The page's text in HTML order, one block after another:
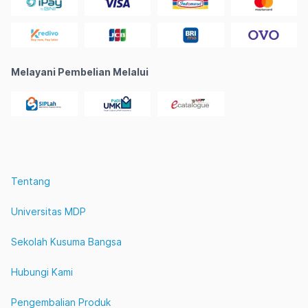
Melayani Pembelian Melalui
Tentang
Universitas MDP
Sekolah Kusuma Bangsa
Hubungi Kami
Pengembalian Produk